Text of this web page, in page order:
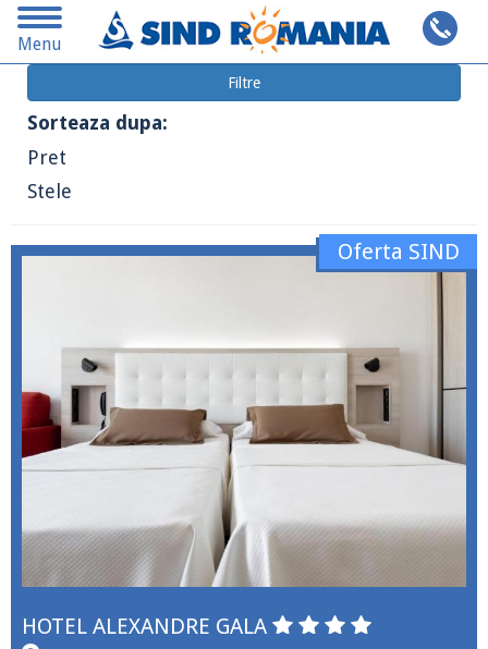
Toggle
navigation
Menu
Cauta pe alta destinatie
Filtre
Sorteaza dupa:
Pret
Stele
HOTEL ALEXANDRE GALA
Oferta SIND